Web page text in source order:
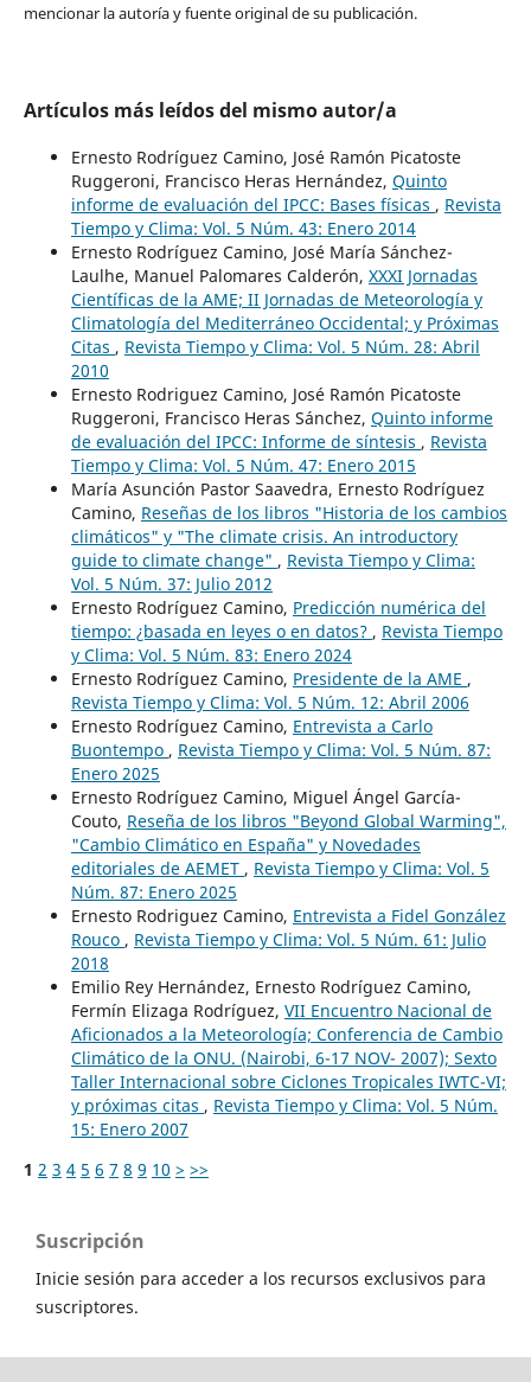
mencionar la autoría y fuente original de su publicación.
Artículos más leídos del mismo autor/a
Ernesto Rodríguez Camino, José Ramón Picatoste
Ruggeroni, Francisco Heras Hernández, Quinto
informe de evaluación del IPCC: Bases físicas , Revista
Tiempo y Clima: Vol. 5 Núm. 43: Enero 2014
Ernesto Rodríguez Camino, José María Sánchez-
Laulhe, Manuel Palomares Calderón, XXXI Jornadas
Científicas de la AME; II Jornadas de Meteorología y
Climatología del Mediterráneo Occidental; y Próximas
Citas , Revista Tiempo y Clima: Vol. 5 Núm. 28: Abril
2010
Ernesto Rodriguez Camino, José Ramón Picatoste
Ruggeroni, Francisco Heras Sánchez, Quinto informe
de evaluación del IPCC: Informe de síntesis , Revista
Tiempo y Clima: Vol. 5 Núm. 47: Enero 2015
María Asunción Pastor Saavedra, Ernesto Rodríguez
Camino, Reseñas de los libros "Historia de los cambios
climáticos" y "The climate crisis. An introductory
guide to climate change" , Revista Tiempo y Clima:
Vol. 5 Núm. 37: Julio 2012
Ernesto Rodríguez Camino, Predicción numérica del
tiempo: ¿basada en leyes o en datos? , Revista Tiempo
y Clima: Vol. 5 Núm. 83: Enero 2024
Ernesto Rodríguez Camino, Presidente de la AME ,
Revista Tiempo y Clima: Vol. 5 Núm. 12: Abril 2006
Ernesto Rodríguez Camino, Entrevista a Carlo
Buontempo , Revista Tiempo y Clima: Vol. 5 Núm. 87:
Enero 2025
Ernesto Rodríguez Camino, Miguel Ángel García-
Couto, Reseña de los libros "Beyond Global Warming",
"Cambio Climático en España" y Novedades
editoriales de AEMET , Revista Tiempo y Clima: Vol. 5
Núm. 87: Enero 2025
Ernesto Rodriguez Camino, Entrevista a Fidel González
Rouco , Revista Tiempo y Clima: Vol. 5 Núm. 61: Julio
2018
Emilio Rey Hernández, Ernesto Rodríguez Camino,
Fermín Elizaga Rodríguez, VII Encuentro Nacional de
Aficionados a la Meteorología; Conferencia de Cambio
Climático de la ONU. (Nairobi, 6-17 NOV- 2007); Sexto
Taller Internacional sobre Ciclones Tropicales IWTC-VI;
y próximas citas , Revista Tiempo y Clima: Vol. 5 Núm.
15: Enero 2007
1 2 3 4 5 6 7 8 9 10 > >>
Suscripción
Inicie sesión para acceder a los recursos exclusivos para
suscriptores.